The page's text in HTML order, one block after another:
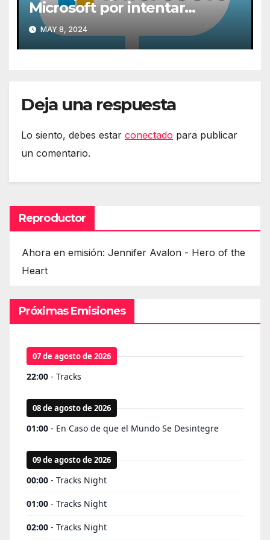
Microsoft por intentar
expulsarlas de la nube
MAY 8, 2024
Deja una respuesta
Lo siento, debes estar conectado para publicar
un comentario.
Reproductor
Ahora en emisión: Jennifer Avalon - Hero of the
Heart
Próximas Emisiones